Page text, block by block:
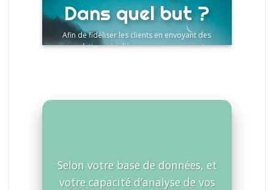
Dans quel but ?
Afin de fidéliser les clients en envoyant des
newsletters régulières, prenez en compte
Selon votre base de données, et
votre capacité d’analyse de vos